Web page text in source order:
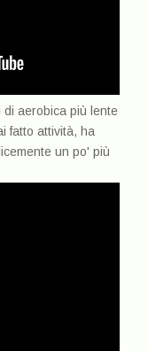
aerobica più lente
fatto attività, ha
un po' più